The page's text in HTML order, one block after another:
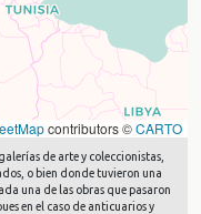
contributors ©CARTO
de arte y coleccionistas,
o bien donde tuvieron una
una de las obras que pasaron
en el caso de anticuarios y